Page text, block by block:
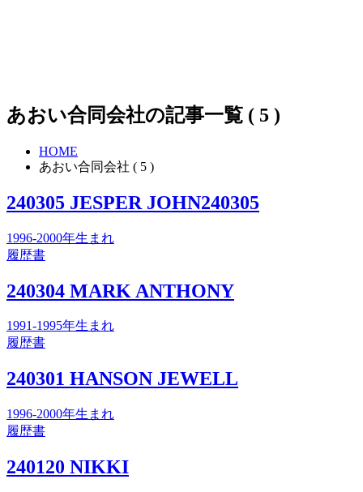
あおい合同会社の記事一覧 ( 5 )
HOME
あおい合同会社 ( 5 )
240305 JESPER JOHN240305
1996-2000年生まれ
履歴書
240304 MARK ANTHONY
1991-1995年生まれ
履歴書
240301 HANSON JEWELL
1996-2000年生まれ
履歴書
240120 NIKKI